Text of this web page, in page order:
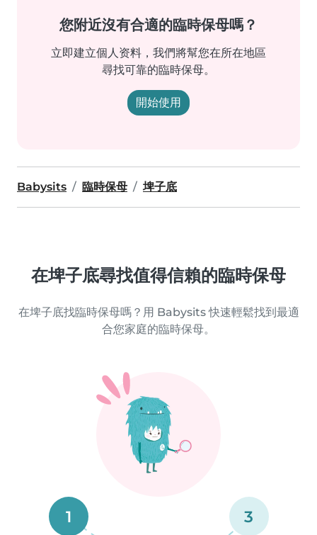
您附近沒有合適的臨時保母嗎？
立即建立個人资料，我們將幫您在所在地區
尋找可靠的臨時保母。
開始使用
Babysits 臨時保母 埤子底
在埤子底尋找值得信賴的臨時保母
在埤子底找臨時保母嗎？用 Babysits 快速輕鬆找到最適
合您家庭的臨時保母。
1 3